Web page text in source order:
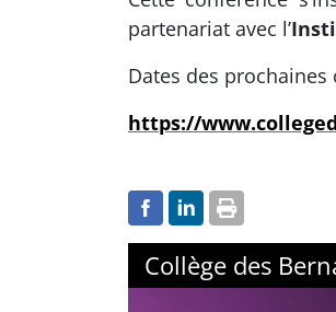
partenariat avec l’
Dates des
https://
Collège des